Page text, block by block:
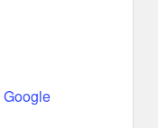
Google